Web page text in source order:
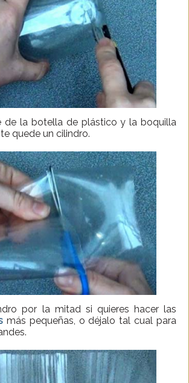
de la botella de plástico y la boquilla
quede un cilindro.
por la mitad si quieres hacer las
más pequeñas, o déjalo tal cual para